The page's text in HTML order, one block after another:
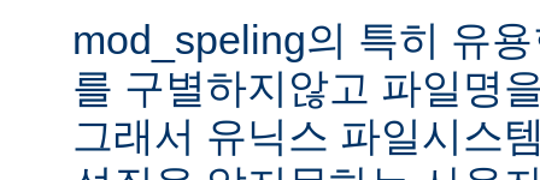
mod_speling의 특히 유
를 구별하지않고 파일명
그래서 유닉스 파일시스